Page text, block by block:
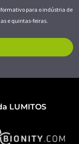
para o indústria de
e quintas-feiras.
LUMITOS